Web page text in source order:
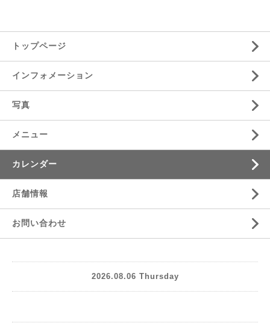
トップページ
インフォメーション
写真
メニュー
カレンダー
店舗情報
お問い合わせ
2026.08.06 Thursday